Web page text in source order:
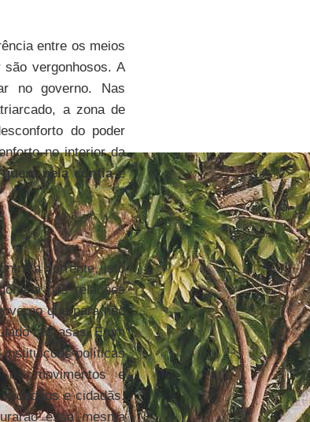
entre os meios
vergonhosos. A
no governo. Nas
a zona de
do poder
no interior da
nela confiae
a corrente, isto
nas relações
que para não
nas asas. É um
instituições políticas
os movimentos e
e cidadãs.
essa mesma